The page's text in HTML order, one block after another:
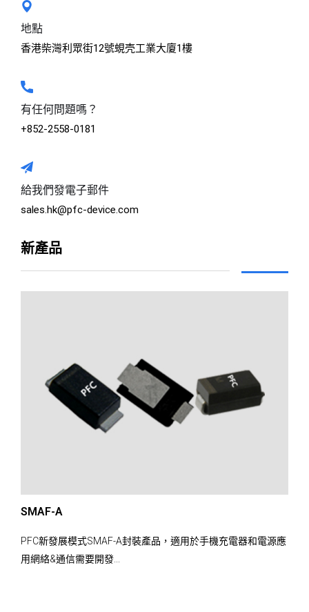
地點
香港柴灣利眾街12號蜆壳工業大廈1樓
有任何問題嗎？
+852-2558-0181
給我們發電子郵件
sales.hk@pfc-device.com
新產品
SMAF-A
PFC新發展模式SMAF-A封裝產品，適用於手機充電器和電源應
用網絡&通信需要開發...